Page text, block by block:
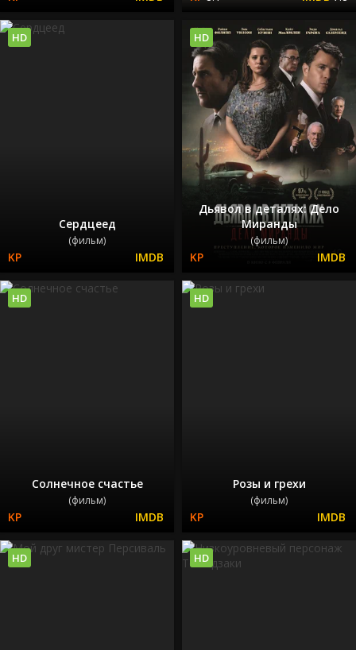
Сердцеед
(фильм)
HD
Дьявол в деталях: Дело
Миранды
(фильм)
HD
Солнечное счастье
(фильм)
HD
Розы и грехи
(фильм)
HD
HD HD